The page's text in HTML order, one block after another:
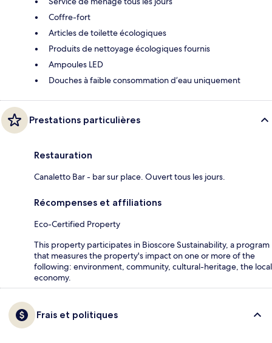
Coffre-fort
Articles de toilette écologiques
Produits de nettoyage écologiques fournis
Ampoules LED
Douches à faible consommation d’eau uniquement
Prestations particulières
Restauration
Canaletto Bar - bar sur place. Ouvert tous les jours.
Récompenses et affiliations
Eco-Certified Property
This property participates in Bioscore Sustainability, a program
that measures the property's impact on one or more of the
following: environment, community, cultural-heritage, the local
economy.
Frais et politiques